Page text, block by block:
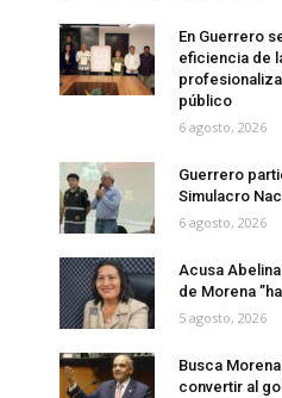
En Guerrero
eficiencia de
público
6 agosto, 2026
Guerrero
Simulacro
6 agosto, 2026
Acusa
de Morena
5 agosto, 2026
Busca
convertir al